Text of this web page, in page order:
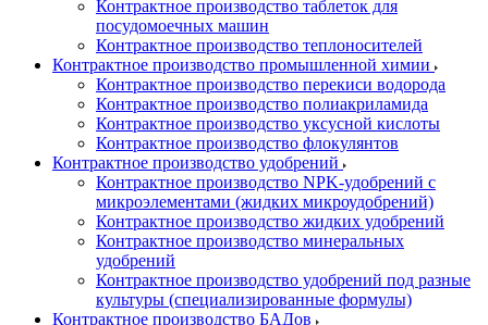
Контрактное производство таблеток для
посудомоечных машин
Контрактное производство теплоносителей
Контрактное производство промышленной химии
Контрактное производство перекиси водорода
Контрактное производство полиакриламида
Контрактное производство уксусной кислоты
Контрактное производство флокулянтов
Контрактное производство удобрений
Контрактное производство NPK-удобрений с
микроэлементами (жидких микроудобрений)
Контрактное производство жидких удобрений
Контрактное производство минеральных
удобрений
Контрактное производство удобрений под разные
культуры (специализированные формулы)
Контрактное производство БАДов